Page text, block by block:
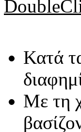
Κατά
Με τη